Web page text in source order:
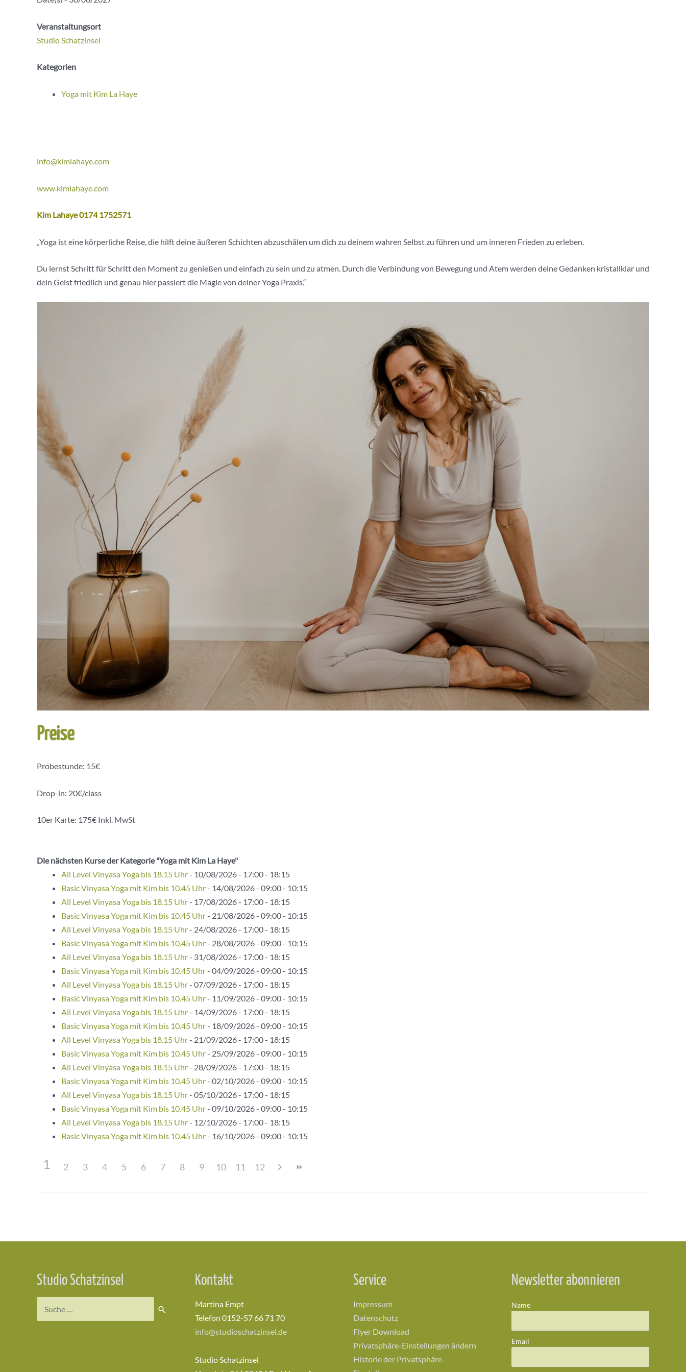
Veranstaltungsort
Studio Schatzinsel
Kategorien
Yoga mit Kim La Haye
info@kimlahaye.com
www.kimlahaye.com
Kim Lahaye 0174 1752571
„Yoga ist eine körperliche Reise, die hilft deine äußeren Schichten abzuschälen um dich zu deinem wahren Selbst zu führen und um inneren Frieden zu erleben.
Du lernst Schritt für Schritt den Moment zu genießen und einfach zu sein und zu atmen. Durch die Verbindung von Bewegung und Atem werden deine Gedanken kristallklar und
dein Geist friedlich und genau hier passiert die Magie von deiner Yoga Praxis.“
Preise
Probestunde: 15€
Drop-in: 20€/class
10er Karte: 175€ Inkl. MwSt
Die nächsten Kurse der Kategorie "Yoga mit Kim La Haye"
All Level Vinyasa Yoga bis 18.15 Uhr- 10/08/2026 - 17:00 - 18:15
Basic Vinyasa Yoga mit Kim bis 10.45 Uhr- 14/08/2026 - 09:00 - 10:15
All Level Vinyasa Yoga bis 18.15 Uhr- 17/08/2026 - 17:00 - 18:15
Basic Vinyasa Yoga mit Kim bis 10.45 Uhr- 21/08/2026 - 09:00 - 10:15
All Level Vinyasa Yoga bis 18.15 Uhr- 24/08/2026 - 17:00 - 18:15
Basic Vinyasa Yoga mit Kim bis 10.45 Uhr- 28/08/2026 - 09:00 - 10:15
All Level Vinyasa Yoga bis 18.15 Uhr- 31/08/2026 - 17:00 - 18:15
Basic Vinyasa Yoga mit Kim bis 10.45 Uhr- 04/09/2026 - 09:00 - 10:15
All Level Vinyasa Yoga bis 18.15 Uhr- 07/09/2026 - 17:00 - 18:15
Basic Vinyasa Yoga mit Kim bis 10.45 Uhr- 11/09/2026 - 09:00 - 10:15
All Level Vinyasa Yoga bis 18.15 Uhr- 14/09/2026 - 17:00 - 18:15
Basic Vinyasa Yoga mit Kim bis 10.45 Uhr- 18/09/2026 - 09:00 - 10:15
All Level Vinyasa Yoga bis 18.15 Uhr- 21/09/2026 - 17:00 - 18:15
Basic Vinyasa Yoga mit Kim bis 10.45 Uhr- 25/09/2026 - 09:00 - 10:15
All Level Vinyasa Yoga bis 18.15 Uhr- 28/09/2026 - 17:00 - 18:15
Basic Vinyasa Yoga mit Kim bis 10.45 Uhr- 02/10/2026 - 09:00 - 10:15
All Level Vinyasa Yoga bis 18.15 Uhr- 05/10/2026 - 17:00 - 18:15
Basic Vinyasa Yoga mit Kim bis 10.45 Uhr- 09/10/2026 - 09:00 - 10:15
All Level Vinyasa Yoga bis 18.15 Uhr- 12/10/2026 - 17:00 - 18:15
Basic Vinyasa Yoga mit Kim bis 10.45 Uhr- 16/10/2026 - 09:00 - 10:15
1 2 3 4 5 6 7 8 9 10 11 12
Studio Schatzinsel Kontakt
Martina Empt
Telefon 0152-57 66 71 70
info@studioschatzinsel.de
Studio Schatzinsel
Service
Impressum
Datenschutz
Flyer Download
Privatsphäre-Einstellungen ändern
Historie der Privatsphäre-
Newsletter abonnieren
Name
Email